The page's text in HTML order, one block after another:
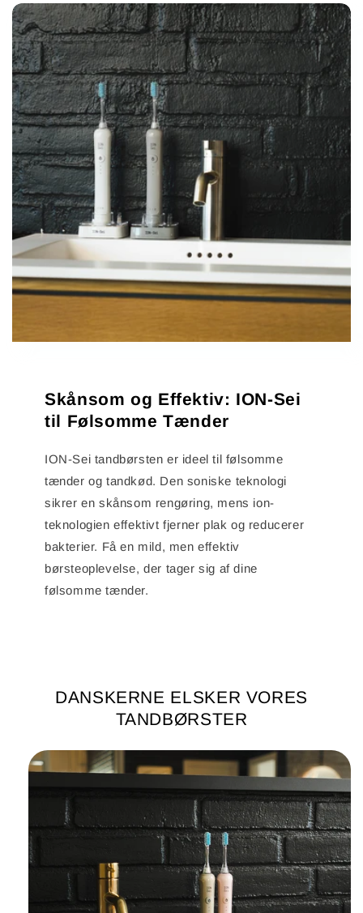
Skånsom og Effektiv: ION-Sei
til Følsomme Tænder
ION-Sei tandbørsten er ideel til følsomme
tænder og tandkød. Den soniske teknologi
sikrer en skånsom rengøring, mens ion-
teknologien effektivt fjerner plak og reducerer
bakterier. Få en mild, men effektiv
børsteoplevelse, der tager sig af dine
følsomme tænder.
DANSKERNE ELSKER VORES
TANDBØRSTER